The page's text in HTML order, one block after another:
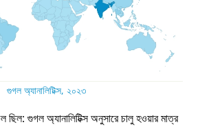
গুগল অ্যানালিটিক্স, ২০২৩
ছিল: গুগল অ্যানালিটিক্স অনুসারে চালু হওয়ার মাত্র